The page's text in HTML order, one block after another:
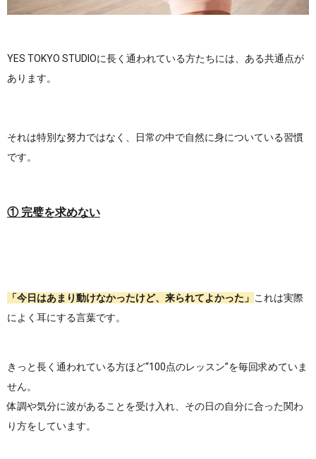
YES TOKYO STUDIOに長く通われている方たちには、ある共通点が
あります。
それは特別な努力ではなく、日常の中で自然に身についている習慣
です。
① 完璧を求めない
「今日はあまり動けなかったけど、来られてよかった」 これは実際
によく耳にする言葉です。
きっと長く通われている方ほど“100点のレッスン”を毎回求めていま
せん。
体調や気分に波があることを受け入れ、その日の自分に合った関わ
り方をしています。